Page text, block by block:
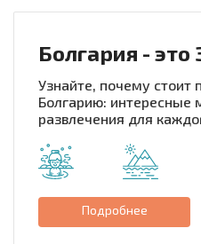
Болгария -
Узнайте, почему стоит
Болгарию: интересные
развлечения для
Подробнее